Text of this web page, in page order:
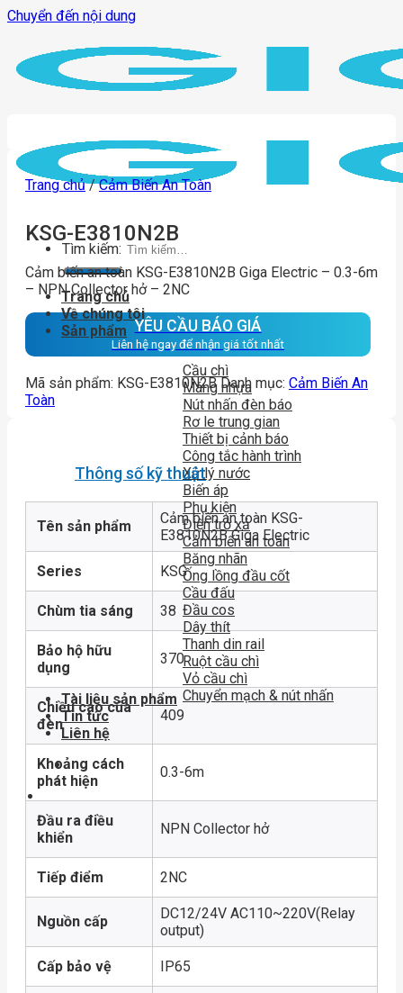
Chuyển đến nội dung
Tìm kiếm:
Trang chủ
Về chúng tôi
Sản phẩm
Cầu chì
Máng nhựa
Nút nhấn đèn báo
Rơ le trung gian
Thiết bị cảnh báo
Công tắc hành trình
Xử lý nước
Biến áp
Phụ kiện
Điện trở xả
Cảm biến an toàn
Băng nhãn
Ống lồng đầu cốt
Cầu đấu
Đầu cos
Dây thít
Thanh din rail
Ruột cầu chì
Vỏ cầu chì
Chuyển mạch & nút nhấn
Tài liệu sản phẩm
Tin tức
Liên hệ
Trang chủ / Cảm Biến An Toàn
KSG-E3810N2B
Cảm biến an toàn KSG-E3810N2B Giga Electric – 0.3-6m
– NPN Collector hở – 2NC
YÊU CẦU BÁO GIÁ
Liên hệ ngay để nhận giá tốt nhất
Mã sản phẩm: KSG-E3810N2B Danh mục: Cảm Biến An
Toàn
Thông số kỹ thuật
Tên sản phẩm
Cảm biến an toàn KSG-
E3810N2B Giga Electric
Series KSG
Chùm tia sáng 38
Bảo hộ hữu
dụng
370
Chiều cao của
đèn
409
Khoảng cách
phát hiện
0.3-6m
Đầu ra điều
khiển
NPN Collector hở
Tiếp điểm 2NC
Nguồn cấp
DC12/24V AC110~220V(Relay
output)
Cấp bảo vệ IP65